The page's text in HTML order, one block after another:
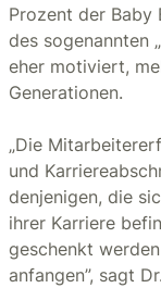
Prozent der Baby
des sogenannten
eher motiviert,
Generationen.
„Die
und
denjenigen, die
ihrer Karriere
geschenkt
anfangen”, sagt